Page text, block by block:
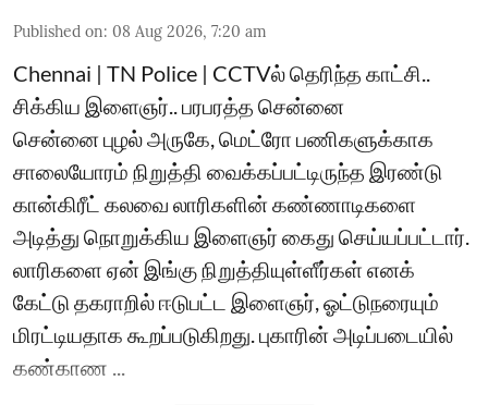
Published on: 08 Aug 2026, 7:20 am
Chennai | TN Police | CCTVல் தெரிந்த காட்சி..
சிக்கிய இளைஞர்.. பரபரத்த சென்னை
சென்னை புழல் அருகே, மெட்ரோ பணிகளுக்காக
சாலையோரம் நிறுத்தி வைக்கப்பட்டிருந்த இரண்டு
கான்கிரீட் கலவை லாரிகளின் கண்ணாடிகளை
அடித்து நொறுக்கிய இளைஞர் கைது செய்யப்பட்டார்.
லாரிகளை ஏன் இங்கு நிறுத்தியுள்ளீர்கள் எனக்
கேட்டு தகராறில் ஈடுபட்ட இளைஞர், ஓட்டுநரையும்
மிரட்டியதாக கூறப்படுகிறது. புகாரின் அடிப்படையில்
கண்காண ...